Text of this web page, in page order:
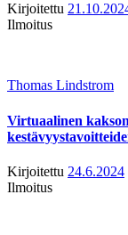
Kirjoitettu
Ilmoitus
Thomas Lindstrom
Virtuaalinen
Kirjoitettu 24.6.2024
Ilmoitus